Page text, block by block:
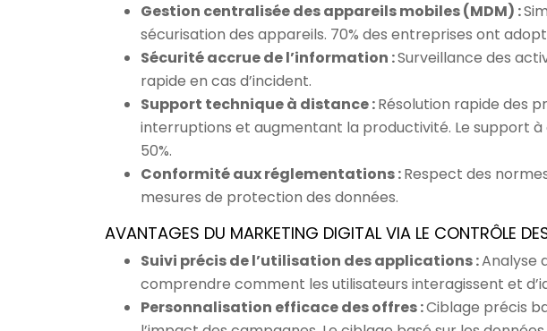
Gestion centralisée des appareils mobiles (MDM) :
sécurisation des appareils. 70% des entreprises ont
Sécurité accrue de l’information :Surveillance des
rapide en cas d’incident.
Support technique à distance :Résolution rapide des
interruptions et augmentant la productivité. Le support
50%.
Conformité aux réglementations :Respect des
mesures de protection des données.
AVANTAGES DU MARKETING DIGITAL VIA LE CONTRÔLE
Suivi précis de l’utilisation des applications :Analyse
comprendre comment les utilisateurs interagissent et
Personnalisation efficace des offres :Ciblage précis